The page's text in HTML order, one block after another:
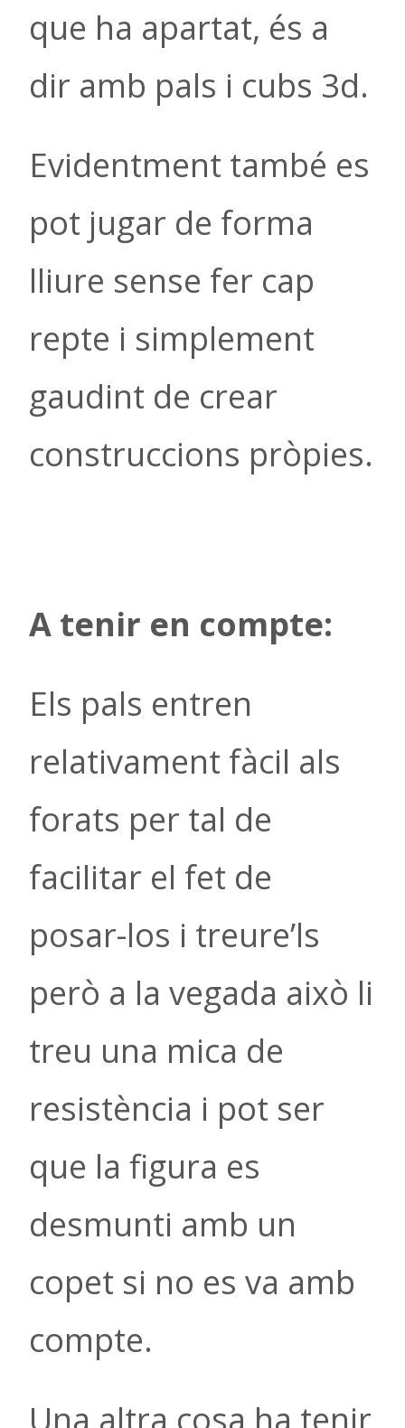
que ha apartat, és a
dir amb pals i cubs 3d.
Evidentment també es
pot jugar de forma
lliure sense fer cap
repte i simplement
gaudint de crear
construccions pròpies.
A tenir en compte:
Els pals entren
relativament fàcil als
forats per tal de
facilitar el fet de
posar-los i treure’ls
però a la vegada això li
treu una mica de
resistència i pot ser
que la figura es
desmunti amb un
copet si no es va amb
compte.